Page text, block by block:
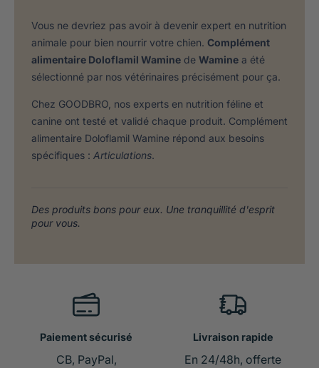
Vous ne devriez pas avoir à devenir expert en nutrition
animale pour bien nourrir votre chien. Complément
alimentaire Doloflamil Wamine de Wamine a été
sélectionné par nos vétérinaires précisément pour ça.
Chez GOODBRO, nos experts en nutrition féline et
canine ont testé et validé chaque produit. Complément
alimentaire Doloflamil Wamine répond aux besoins
spécifiques : Articulations.
Des produits bons pour eux. Une tranquillité d'esprit
pour vous.
Paiement sécurisé
CB, PayPal,
Livraison rapide
En 24/48h, offerte